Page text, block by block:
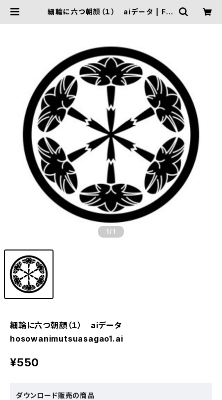
細輪に六つ朝顔（１） aiデータ | FIV
1 /1
細輪に六つ朝顔（１） aiデータ
hosowanimutsuasagao1.ai
¥550
ダウンロード販売の商品